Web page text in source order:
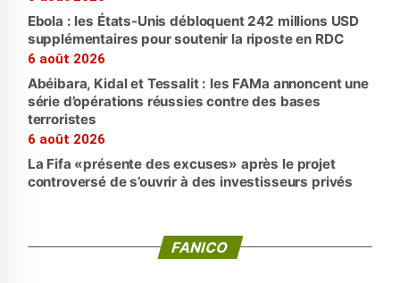
Ebola : les États-Unis débloquent 242 millions USD
supplémentaires pour soutenir la riposte en RDC
6 août 2026
Abéibara, Kidal et Tessalit : les FAMa annoncent une
série d’opérations réussies contre des bases
terroristes
6 août 2026
La Fifa «présente des excuses» après le projet
controversé de s’ouvrir à des investisseurs privés
FANICO